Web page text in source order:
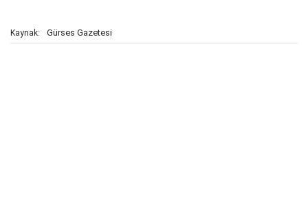
Kaynak: Gürses Gazetesi